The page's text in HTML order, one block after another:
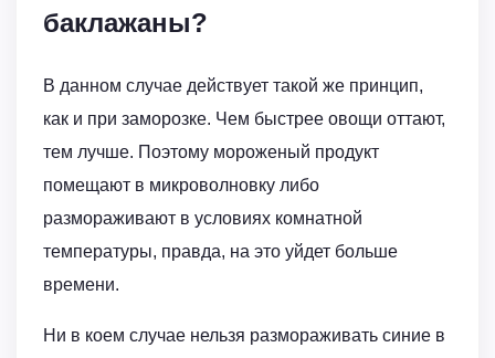
баклажаны?
В данном случае действует такой же принцип,
как и при заморозке. Чем быстрее овощи оттают,
тем лучше. Поэтому мороженый продукт
помещают в микроволновку либо
размораживают в условиях комнатной
температуры, правда, на это уйдет больше
времени.
Ни в коем случае нельзя размораживать синие в